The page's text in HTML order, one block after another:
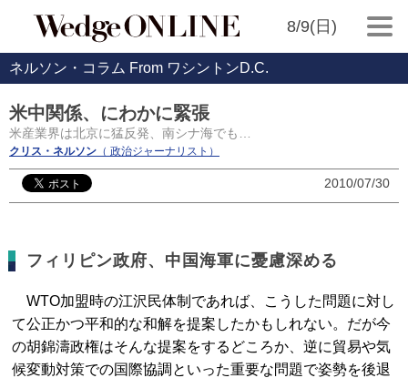
8/9(日)
ネルソン・コラム From ワシントンD.C.
米中関係、にわかに緊張
米産業界は北京に猛反発、南シナ海でも…
クリス・ネルソン （ 政治ジャーナリスト）
2010/07/30
フィリピン政府、中国海軍に憂慮深める
WTO加盟時の江沢民体制であれば、こうした問題に対し
て公正かつ平和的な和解を提案したかもしれない。だが今
の胡錦濤政権はそんな提案をするどころか、逆に貿易や気
候変動対策での国際協調といった重要な問題で姿勢を後退